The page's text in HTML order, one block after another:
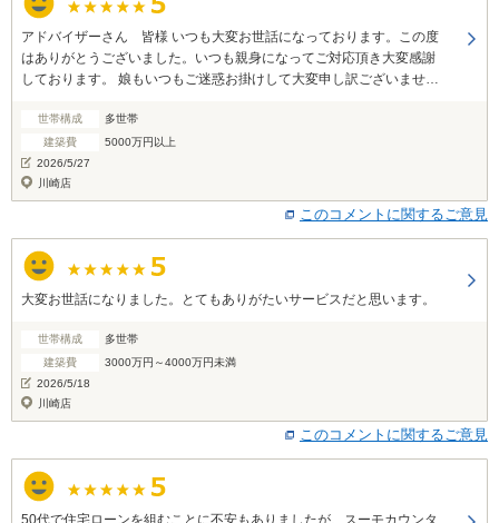
アドバイザーさん 皆様 いつも大変お世話になっております。この度
はありがとうございました。いつも親身になってご対応頂き大変感謝
しております。 娘もいつもご迷惑お掛けして大変申し訳ございません
様のご健康とご多幸をお祈りしております。 よろしくお願いいたしま
す。
世帯構成
多世帯
建築費
5000万円以上
2026/5/27
川崎店
このコメントに関するご意見
大変お世話になりました。とてもありがたいサービスだと思います。
世帯構成
多世帯
建築費
3000万円～4000万円未満
2026/5/18
川崎店
このコメントに関するご意見
50代で住宅ローンを組むことに不安もありましたが、スーモカウンタ